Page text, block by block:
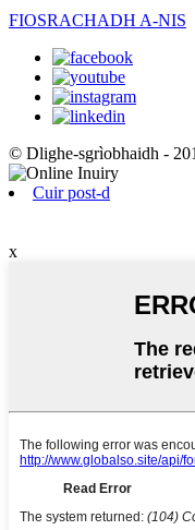
FIOSRACHADH A-NIS
© Dlighe-sgrìobhaidh -
Cuir post-d
x